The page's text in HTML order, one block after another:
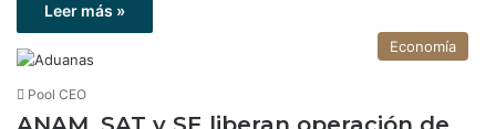
Leer más »
Economía
Pool CEO